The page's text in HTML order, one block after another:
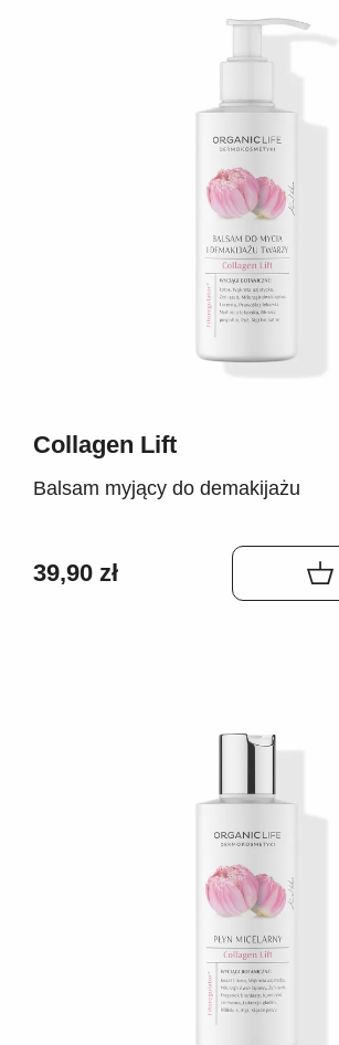
Collagen Lift
Balsam myjący do demakijażu
39,90 zł